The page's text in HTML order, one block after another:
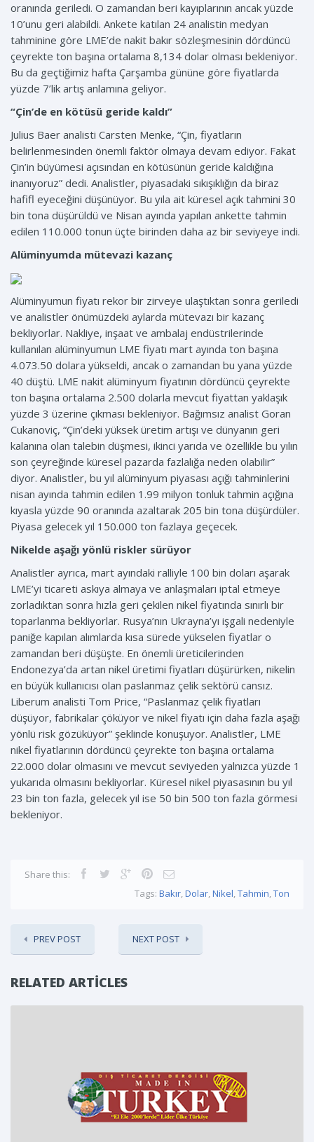
oranında geriledi. O zamandan beri kayıplarının ancak yüzde
10’unu geri alabildi. Ankete katılan 24 analistin medyan
tahminine göre LME’de nakit bakır sözleşmesinin dördüncü
çeyrekte ton başına ortalama 8,134 dolar olması bekleniyor.
Bu da geçtiğimiz hafta Çarşamba gününe göre fiyatlarda
yüzde 7’lik artış anlamına geliyor.
“Çin’de en kötüsü geride kaldı”
Julius Baer analisti Carsten Menke, “Çin, fiyatların
belirlenmesinden önemli faktör olmaya devam ediyor. Fakat
Çin’in büyümesi açısından en kötüsünün geride kaldığına
inanıyoruz” dedi. Analistler, piyasadaki sıkışıklığın da biraz
hafifl eyeceğini düşünüyor. Bu yıla ait küresel açık tahmini 30
bin tona düşürüldü ve Nisan ayında yapılan ankette tahmin
edilen 110.000 tonun üçte birinden daha az bir seviyeye indi.
Alüminyumda mütevazi kazanç
Alüminyumun fiyatı rekor bir zirveye ulaştıktan sonra geriledi
ve analistler önümüzdeki aylarda mütevazı bir kazanç
bekliyorlar. Nakliye, inşaat ve ambalaj endüstrilerinde
kullanılan alüminyumun LME fiyatı mart ayında ton başına
4.073.50 dolara yükseldi, ancak o zamandan bu yana yüzde
40 düştü. LME nakit alüminyum fiyatının dördüncü çeyrekte
ton başına ortalama 2.500 dolarla mevcut fiyattan yaklaşık
yüzde 3 üzerine çıkması bekleniyor. Bağımsız analist Goran
Cukanoviç, “Çin’deki yüksek üretim artışı ve dünyanın geri
kalanına olan talebin düşmesi, ikinci yarıda ve özellikle bu yılın
son çeyreğinde küresel pazarda fazlalığa neden olabilir”
diyor. Analistler, bu yıl alüminyum piyasası açığı tahminlerini
nisan ayında tahmin edilen 1.99 milyon tonluk tahmin açığına
kıyasla yüzde 90 oranında azaltarak 205 bin tona düşürdüler.
Piyasa gelecek yıl 150.000 ton fazlaya geçecek.
Nikelde aşağı yönlü riskler sürüyor
Analistler ayrıca, mart ayındaki ralliyle 100 bin doları aşarak
LME’yi ticareti askıya almaya ve anlaşmaları iptal etmeye
zorladıktan sonra hızla geri çekilen nikel fiyatında sınırlı bir
toparlanma bekliyorlar. Rusya’nın Ukrayna’yı işgali nedeniyle
paniğe kapılan alımlarda kısa sürede yükselen fiyatlar o
zamandan beri düşüşte. En önemli üreticilerinden
Endonezya’da artan nikel üretimi fiyatları düşürürken, nikelin
en büyük kullanıcısı olan paslanmaz çelik sektörü cansız.
Liberum analisti Tom Price, “Paslanmaz çelik fiyatları
düşüyor, fabrikalar çöküyor ve nikel fiyatı için daha fazla aşağı
yönlü risk gözüküyor” şeklinde konuşuyor. Analistler, LME
nikel fiyatlarının dördüncü çeyrekte ton başına ortalama
22.000 dolar olmasını ve mevcut seviyeden yalnızca yüzde 1
yukarıda olmasını bekliyorlar. Küresel nikel piyasasının bu yıl
23 bin ton fazla, gelecek yıl ise 50 bin 500 ton fazla görmesi
bekleniyor.
Share this:
Tags: Bakır,Dolar,Nikel,Tahmin,Ton
PREV POST NEXT POST
RELATED ARTICLES